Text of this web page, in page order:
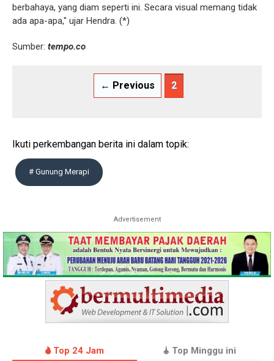
berbahaya, yang diam seperti ini. Secara visual memang tidak
ada apa-apa," ujar Hendra. (*)
Sumber: tempo.co
← Previous 2
Ikuti perkembangan berita ini dalam topik:
# Gunung Merapi
Advertisement
Top 24 Jam Top Minggu ini